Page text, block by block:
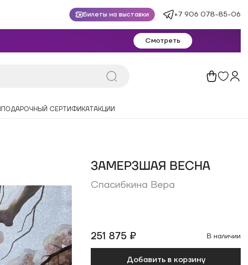
Билеты на выставки +7 906 078-85-06
Смотреть
ПОДАРОЧНЫЙ СЕРТИФИКАТАКЦИИ
ЗАМЕРЗШАЯ ВЕСНА
Спасибкина Вера
251 875 ₽ В наличии
Добавить в корзину